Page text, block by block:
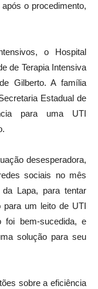
o procedimento,
o Hospital
de Terapia Intensiva
Gilberto. A família
Estadual de
para uma UTI
desesperadora,
sociais no mês
Lapa, para tentar
para um leito de UTI
foi bem-sucedida, e
solução para seu
sobre a eficiência